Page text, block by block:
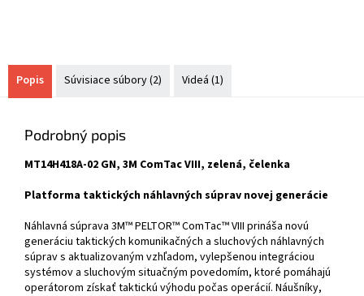
Popis Súvisiace súbory (2) Videá (1)
Podrobný popis
MT14H418A-02 GN, 3M ComTac VIII, zelená, čelenka
Platforma taktických náhlavných súprav novej generácie
Náhlavná súprava 3M™ PELTOR™ ComTac™ VIII prináša novú
generáciu taktických komunikačných a sluchových náhlavných
súprav s aktualizovaným vzhľadom, vylepšenou integráciou
systémov a sluchovým situačným povedomím, ktoré pomáhajú
operátorom získať taktickú výhodu počas operácií. Náušníky,